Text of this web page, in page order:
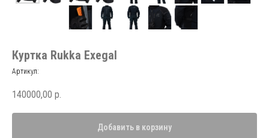
Куртка Rukka Exegal
Артикул:
140000,00 р.
Добавить в корзину